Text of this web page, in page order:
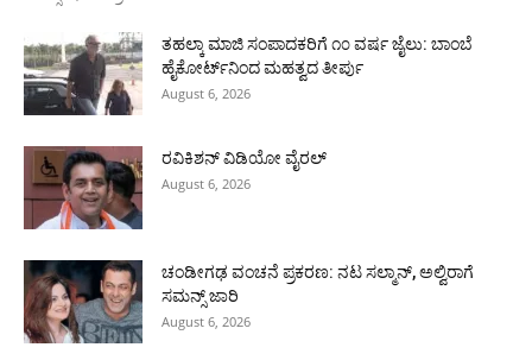
ತಹಲ್ಕಾ ಮಾಜಿ ಸಂಪಾದಕರಿಗೆ ೧೦ ವರ್ಷ ಜೈಲು: ಬಾಂಬೆ
ಹೈಕೋರ್ಟ್‌ನಿಂದ ಮಹತ್ವದ ತೀರ್ಪು
August 6, 2026
ರವಿಕಿಶನ್ ವಿಡಿಯೋ ವೈರಲ್
August 6, 2026
ಚಂಡೀಗಢ ವಂಚನೆ ಪ್ರಕರಣ: ನಟ ಸಲ್ಮಾನ್, ಅಲ್ವಿರಾಗೆ
ಸಮನ್ಸ್ ಜಾರಿ
August 6, 2026